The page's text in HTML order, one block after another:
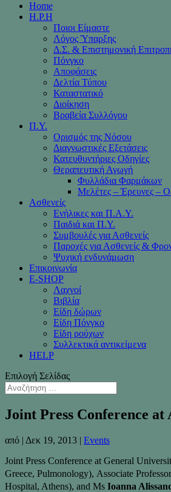
Home
H.P.H
Ποιοι Είμαστε
Λόγος Ύπαρξης
Δ.Σ. & Επιστημονική
Πόνγκο
Αποφάσεις
Δελτία Τύπου
Καταστατικό
Διοίκηση
Βραβεία Συλλόγου
Π.Υ.
Ορισμός της Νόσου
Διαγνωστικές Εξετάσεις
Κατευθυντήριες Οδηγίες
Θεραπευτική Αγωγή
Φυλλάδια Φαρμάκων
Μελέτες – Έρευνες –
Ασθενείς
Ενήλικες και Π.Α.Υ.
Παιδιά και Π.Υ.
Συμβουλές για Ασθενείς
Παροχές για Ασθενείς &
Ψυχική ενδυνάμωση
Επικοινωνία
Ε-SHOP
Λαχνοί
Βιβλία
Είδη δώρων
Είδη Πόνγκο
Είδη ρούχων
Συλλεκτικά αντικείμενα
HELP
Επιλογή Σελίδας
Joint Press Conference
από | Δεκ 19, 2013 | Events
Joint Press Conference at General
Greece, Pulmonology), Associate
Hospital, Athens), and Ms Ioanna